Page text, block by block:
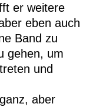
er weitere
eben auch
Band zu
gehen, um
und
aber